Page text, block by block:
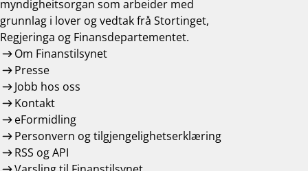
myndigheitsorgan som arbeider med
grunnlag i lover og vedtak frå Stortinget,
Regjeringa og Finansdepartementet.
Om Finanstilsynet
Presse
Jobb hos oss
Kontakt
eFormidling
Personvern og tilgjengelighetserklæring
RSS og API